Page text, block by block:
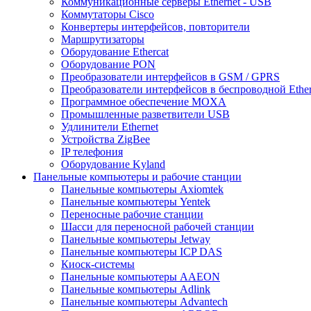
Коммутаторы Cisco
Конвертеры интерфейсов, повторители
Маршрутизаторы
Оборудование Ethercat
Оборудование PON
Преобразователи интерфейсов в GSM / GPRS
Преобразователи интерфейсов в беспроводной
Программное обеспечение MOXA
Промышленные разветвители USB
Удлинители Ethernet
Устройства ZigBee
IP телефония
Оборудование Kyland
Панельные компьютеры и рабочие станции
Панельные компьютеры Axiomtek
Панельные компьютеры Yentek
Переносные рабочие станции
Шасси для переносной рабочей станции
Панельные компьютеры Jetway
Панельные компьютеры ICP DAS
Киоск-системы
Панельные компьютеры AAEON
Панельные компьютеры Adlink
Панельные компьютеры Advantech